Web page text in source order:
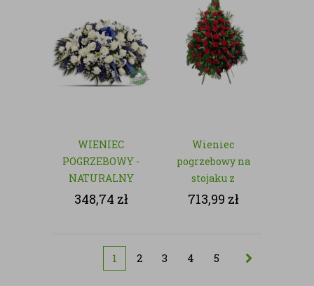
WIENIEC
POGRZEBOWY -
NATURALNY
348,74 zł
Wieniec
pogrzebowy na
stojaku z
czerwonych róż
713,99 zł
1 2 3 4 5